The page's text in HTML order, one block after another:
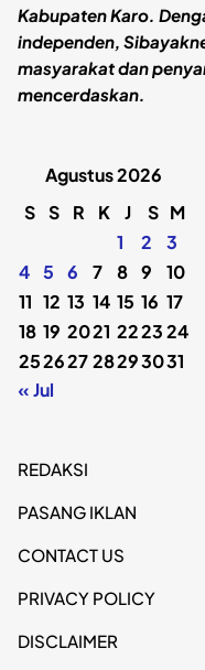
Kabupaten Karo.
independen,
masyarakat dan
mencerdaskan.
Agustus 2026
S S R K J S M
1
2
3
4 5 6 7 8 9
10
11 12 13 14 15 16 17
18 19 2021 222324
25262728293031
« Jul
REDAKSI
PASANG IKLAN
CONTACT US
PRIVACY POLICY
DISCLAIMER